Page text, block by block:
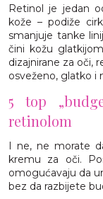
Retinol je jedan
kože – podiže
smanjuje tanke
čini kožu
dizajnirane za oči,
osveženo, glatko i
5 top
retinolom
I ne, ne morate
kremu za oči.
omogućavaju da
bez da razbijete